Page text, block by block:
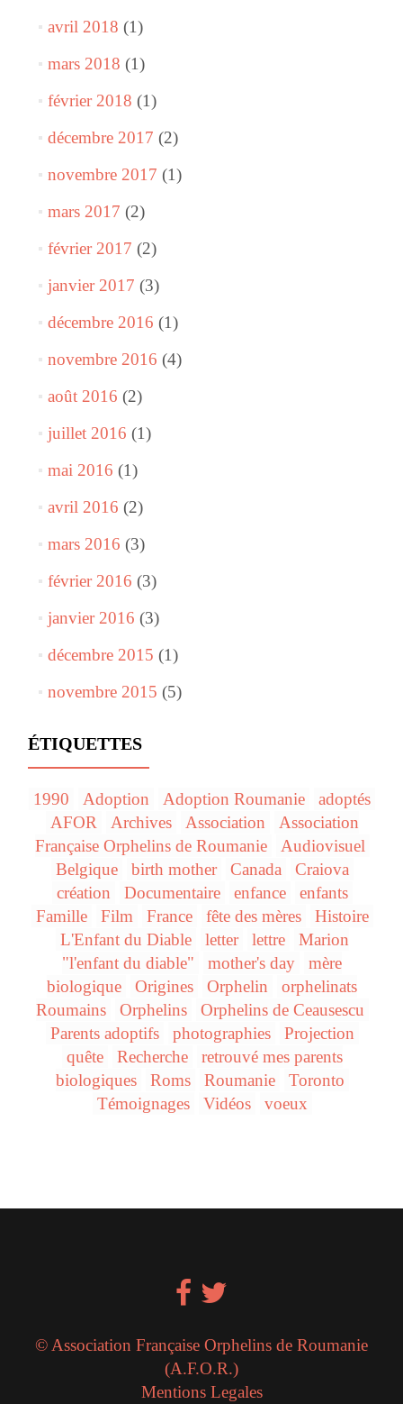
avril 2018 (1)
mars 2018 (1)
février 2018 (1)
décembre 2017 (2)
novembre 2017 (1)
mars 2017 (2)
février 2017 (2)
janvier 2017 (3)
décembre 2016 (1)
novembre 2016 (4)
août 2016 (2)
juillet 2016 (1)
mai 2016 (1)
avril 2016 (2)
mars 2016 (3)
février 2016 (3)
janvier 2016 (3)
décembre 2015 (1)
novembre 2015 (5)
ÉTIQUETTES
1990 Adoption Adoption Roumanie
adoptés
AFOR
Archives Association
Association
Française Orphelins de Roumanie
Audiovisuel
Belgique
birth mother Canada
Craiova
création
Documentaire enfance
enfants
Famille
Film France fête des mères
Histoire
L'Enfant du Diable
letter lettre
Marion
"l'enfant du diable"
mother's day
mère
biologique
Origines Orphelin
orphelinats
Roumains
Orphelins
Orphelins de Ceausescu
Parents adoptifs
photographies
Projection
quête
Recherche
retrouvé mes parents
biologiques
Roms Roumanie
Toronto
Témoignages
Vidéos voeux
© Association Française Orphelins de Roumanie
(A.F.O.R.)
Mentions Legales